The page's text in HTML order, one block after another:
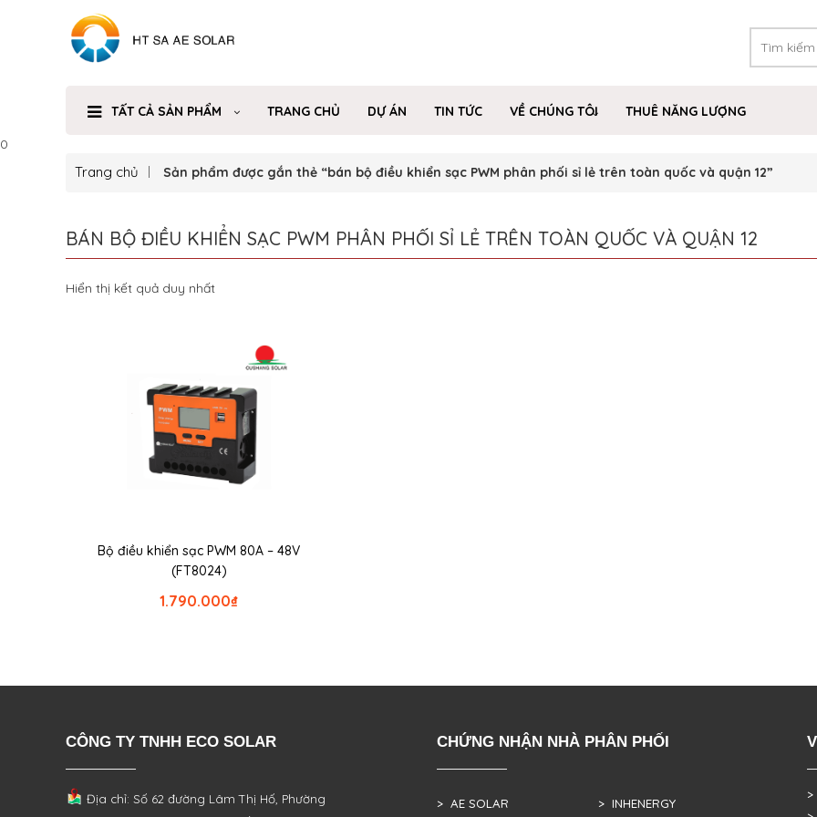
TẤT CẢ SẢN PHẨM TRANG CHỦ DỰ ÁN TIN TỨC VỀ CHÚNG TÔI
THUÊ NĂNG LƯỢNG
0
Trang chủ Sản phẩm được gắn thẻ “bán bộ điều khiển sạc PWM phân phối sỉ lẻ trên toàn quốc và quận 12”
BÁN BỘ ĐIỀU KHIỂN SẠC PWM PHÂN PHỐI SỈ LẺ TRÊN TOÀN QUỐC VÀ QUẬN 12
Hiển thị kết quả duy nhất
Bộ điều khiển sạc PWM 80A – 48V
(FT8024)
₫
1.790.000
CÔNG TY TNHH ECO SOLAR
Địa chỉ: Số 62 đường Lâm Thị Hố, Phường
CHỨNG NHẬN NHÀ PHÂN PHỐI
> AE SOLAR > INHENERGY
>